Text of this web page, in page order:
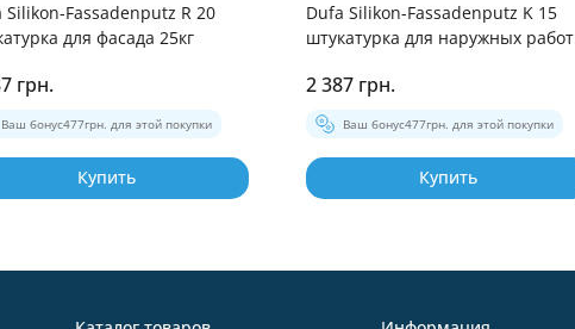
Silikon-Fassadenputz R 20
для фасада 25кг
грн.
Ваш бонус477грн. для этой покупки
Купить
Dufa Silikon-Fassadenputz K 15
штукатурка для наружных работ
2 387 грн.
Ваш бонус477грн. для этой покупки
Купить